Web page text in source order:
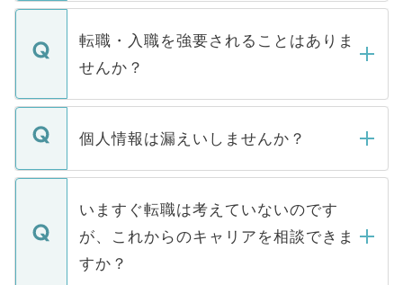
ます。通常、5営業日以内にはご連絡をせて
いただきますので、しばらくお待ちくださ
マイナビDOCTORで取り扱っている求人の
うち約3割は、Webサイトからご覧いただ
けない「非公開求人」です。非公開求人は
下記の理由によって、一般には公開してい
ません。
■応募殺到を避けるため 人気のある医療機
関を公にしてしまうと、応募が殺到する場
に、医療機関が求める条件に合った人材の
みを人材紹介会社に依頼するケースが増え
ています。
転職・入職を強要されることはありま
せんか？
転職・入職を強要することは一切ありませ
ん。また、仮に応募先から内定をいただい
定を承諾する必要はありません。内定先へ
の辞退の連絡はキャリアパートナーが行い
個人情報は漏えいしませんか？
個人情報が漏えいすることはありませんの
で、ご安心ください。当サイトからの登録
などで収集したご登録者様の個人情報は、
ご本人のキャリアアップおよび転職活動の
支援を目的に使用いたします。お預かりし
いますぐ転職は考えていないのです
が、これからのキャリアを相談できま
すか？